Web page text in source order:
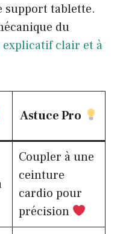
support tablette.
du
clair et à
Astuce Pro
Coupler à une
ceinture
cardio pour
précision